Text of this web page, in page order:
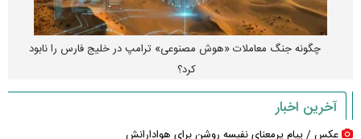
چگونه جنگ معاملات «هوش مصنوعی» ترامپ در خلیج فارس را نابود
کرد؟
آخرین اخبار
عکس / پیام پرمعنای نفیسه روشن برای هوادارانش